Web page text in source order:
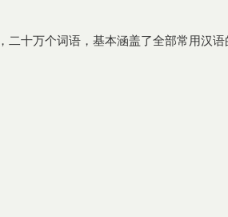
二十万个词语，基本涵盖了全部常用汉语